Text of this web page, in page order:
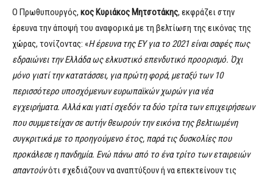
Ο Πρωθυπουργός, κος Κυριάκος Μητσοτάκης, εκφράζει στην
έρευνα την άποψή του αναφορικά με τη βελτίωση της εικόνας της
χώρας, τονίζοντας: «Η έρευνα της ΕΥ για το 2021 είναι σαφές πως
εδραιώνει την Ελλάδα ως ελκυστικό επενδυτικό προορισμό. Όχι
μόνο γιατί την κατατάσσει, για πρώτη φορά, μεταξύ των 10
περισσότερο υποσχόμενων ευρωπαϊκών χωρών για νέα
εγχειρήματα. Αλλά και γιατί σχεδόν τα δύο τρίτα των επιχειρήσεων
που συμμετείχαν σε αυτήν θεωρούν την εικόνα της βελτιωμένη
συγκριτικά με το προηγούμενο έτος, παρά τις δυσκολίες που
προκάλεσε η πανδημία. Ενώ πάνω από το ένα τρίτο των εταιρειών
απαντούνότι σχεδιάζουν να αναπτύξουν ή να επεκτείνουν τις